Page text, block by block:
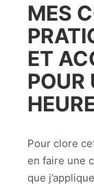
MES
ET
POUR
Pour clore
en faire une
que